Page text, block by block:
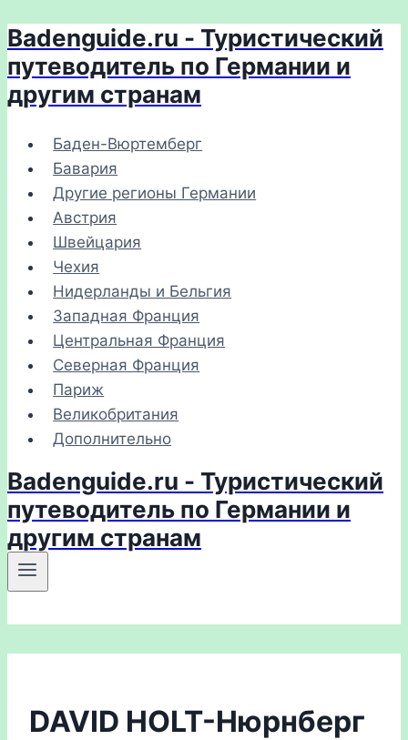
Перейти
к
содержимому
Badenguide.ru - Туристический
путеводитель по Германии и
другим странам
Баден-Вюртемберг
Бавария
Другие регионы Германии
Австрия
Швейцария
Чехия
Нидерланды и Бельгия
Западная Франция
Центральная Франция
Северная Франция
Париж
Великобритания
Дополнительно
Badenguide.ru - Туристический
путеводитель по Германии и
другим странам
DAVID HOLT-Нюрнберг